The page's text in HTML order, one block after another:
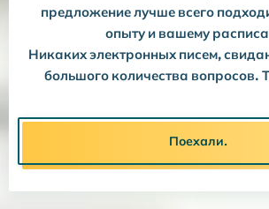
предложение лучше всего
опыту и вашему
Никаких электронных писем,
большого количества вопросов.
Поехали.